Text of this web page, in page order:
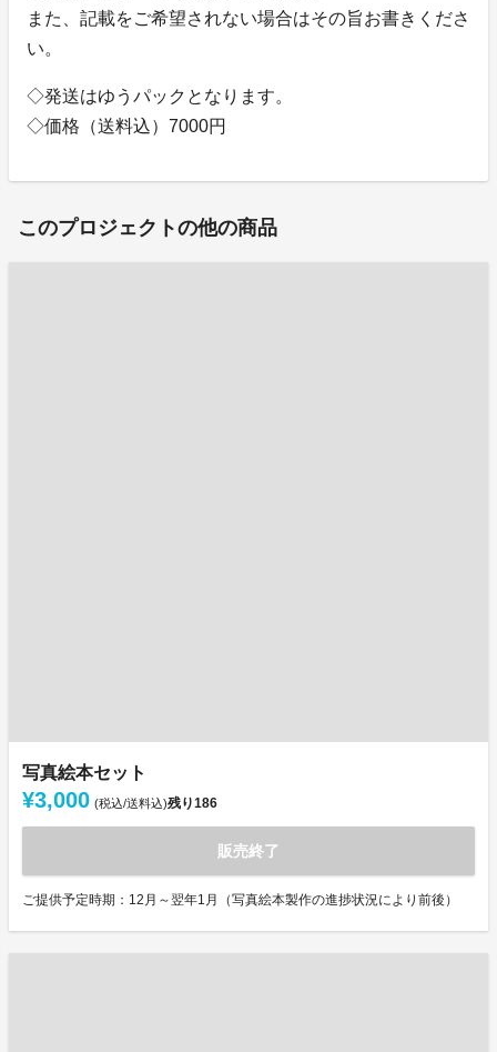
また、記載をご希望されない場合はその旨お書きくださ
い。
◇発送はゆうパックとなります。
◇価格（送料込）7000円
このプロジェクトの他の商品
写真絵本セット
¥3,000 (税込/送料込)残り186
販売終了
ご提供予定時期：12月～翌年1月（写真絵本製作の進捗状況により前後）